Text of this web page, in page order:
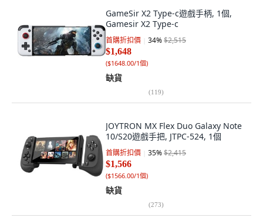
GameSir X2 Type-c遊戲手柄, 1個,
Gamesir X2 Type-c
首購折扣價 34%$2,515
$1,648
($1648.00/1個)
缺貨
(119)
JOYTRON MX Flex Duo Galaxy Note
10/S20遊戲手把, JTPC-524, 1個
首購折扣價 35%$2,415
$1,566
($1566.00/1個)
缺貨
(273)